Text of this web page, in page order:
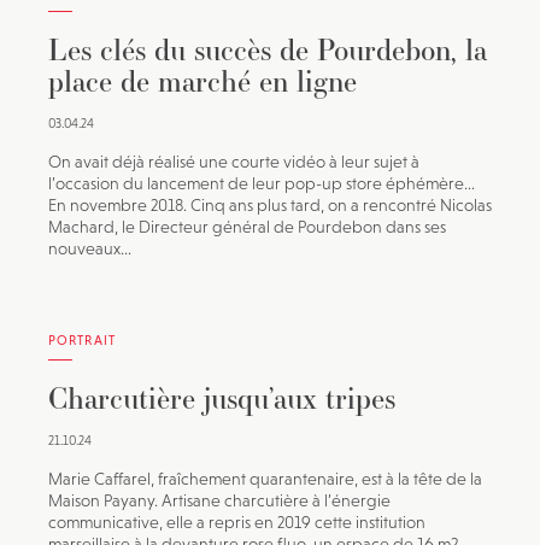
Les clés du succès de Pourdebon, la
place de marché en ligne
03.04.24
On avait déjà réalisé une courte vidéo à leur sujet à
l’occasion du lancement de leur pop-up store éphémère…
En novembre 2018. Cinq ans plus tard, on a rencontré Nicolas
Machard, le Directeur général de Pourdebon dans ses
nouveaux...
PORTRAIT
Charcutière jusqu’aux tripes
21.10.24
Marie Caffarel, fraîchement quarantenaire, est à la tête de la
Maison Payany. Artisane charcutière à l’énergie
communicative, elle a repris en 2019 cette institution